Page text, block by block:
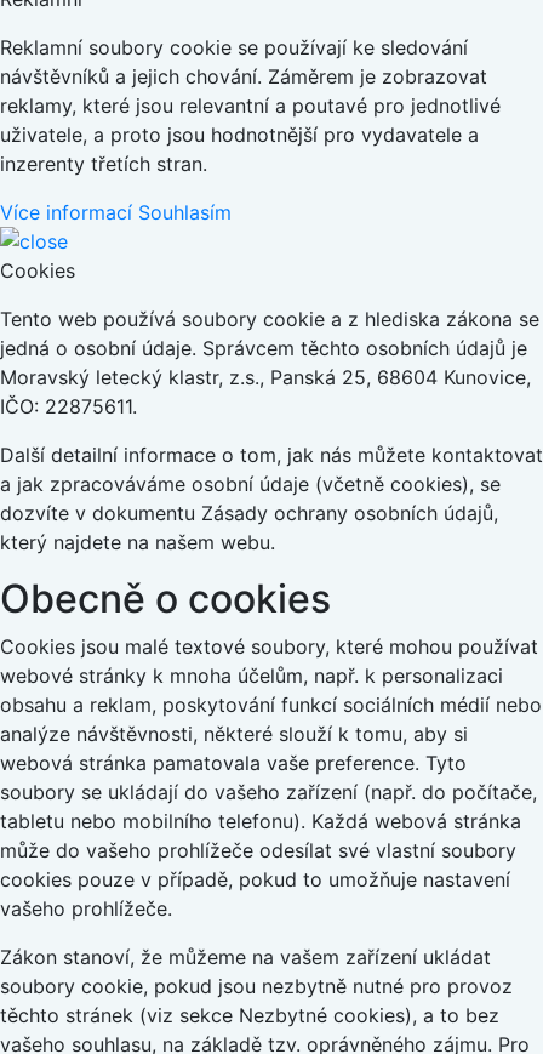
Reklamní soubory cookie se používají ke sledování
návštěvníků a jejich chování. Záměrem je zobrazovat
reklamy, které jsou relevantní a poutavé pro jednotlivé
uživatele, a proto jsou hodnotnější pro vydavatele a
inzerenty třetích stran.
Více informací Souhlasím
Cookies
Tento web používá soubory cookie a z hlediska zákona se
jedná o osobní údaje. Správcem těchto osobních údajů je
Moravský letecký klastr, z.s., Panská 25, 68604 Kunovice,
IČO: 22875611.
Další detailní informace o tom, jak nás můžete kontaktovat
a jak zpracováváme osobní údaje (včetně cookies), se
dozvíte v dokumentu Zásady ochrany osobních údajů,
který najdete na našem webu.
Obecně o cookies
Cookies jsou malé textové soubory, které mohou používat
webové stránky k mnoha účelům, např. k personalizaci
obsahu a reklam, poskytování funkcí sociálních médií nebo
analýze návštěvnosti, některé slouží k tomu, aby si
webová stránka pamatovala vaše preference. Tyto
soubory se ukládají do vašeho zařízení (např. do počítače,
tabletu nebo mobilního telefonu). Každá webová stránka
může do vašeho prohlížeče odesílat své vlastní soubory
cookies pouze v případě, pokud to umožňuje nastavení
vašeho prohlížeče.
Zákon stanoví, že můžeme na vašem zařízení ukládat
soubory cookie, pokud jsou nezbytně nutné pro provoz
těchto stránek (viz sekce Nezbytné cookies), a to bez
vašeho souhlasu, na základě tzv. oprávněného zájmu. Pro